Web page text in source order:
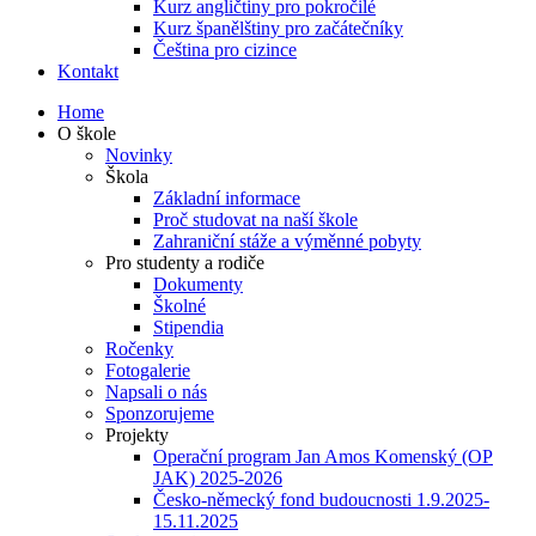
Kurz angličtiny pro pokročilé
Kurz španělštiny pro začátečníky
Čeština pro cizince
Kontakt
Home
O škole
Novinky
Škola
Základní informace
Proč studovat na naší škole
Zahraniční stáže a výměnné pobyty
Pro studenty a rodiče
Dokumenty
Školné
Stipendia
Ročenky
Fotogalerie
Napsali o nás
Sponzorujeme
Projekty
Operační program Jan Amos Komenský (OP
JAK) 2025-2026
Česko-německý fond budoucnosti 1.9.2025-
15.11.2025